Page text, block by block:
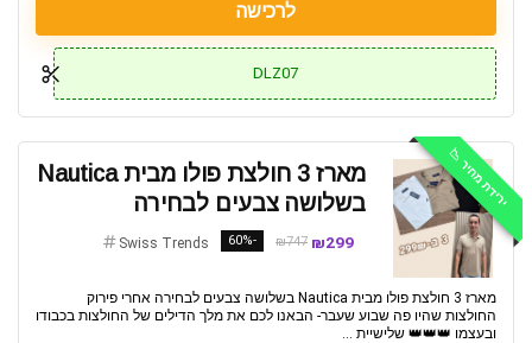
לרכישה
DLZ07
ירידת מחיר 📉
מארז 3 חולצת פולו מבית Nautica
בשלושה צבעים לבחירה
₪299
₪747
-60%
Swiss Trends
מארז 3 חולצת פולו מבית Nautica בשלושה צבעים לבחירה אחרי פירוק
החולצות שהיו פה שבוע שעבר- הבאנו לכם את מלך הדילים של החולצות בכבודו
ובעצמו 👑👑👑 שלישיית ...